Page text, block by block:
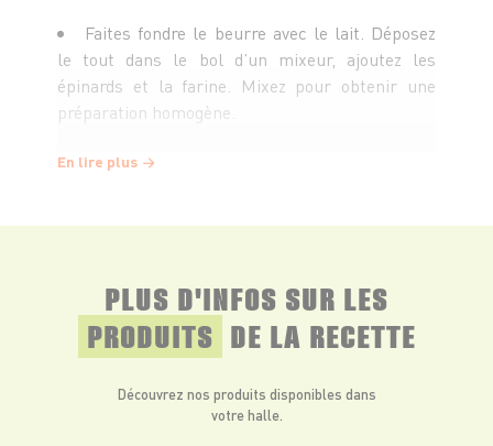
Faites fondre le beurre avec le lait. Déposez
le tout dans le bol d’un mixeur, ajoutez les
épinards et la farine. Mixez pour obtenir une
préparation homogène.
Montez les blancs en neige. Incorporez
précédente.
Faites chauffer votre gaufrier légèrement
huilé. Prélevez une petite quantité de pâte, puis
déposez-la au centre du gaufrier. Laissez cuire 2
En lire plus
PLUS D'INFOS SUR LES
PRODUITS DE LA RECETTE
Découvrez nos produits disponibles dans
votre halle.